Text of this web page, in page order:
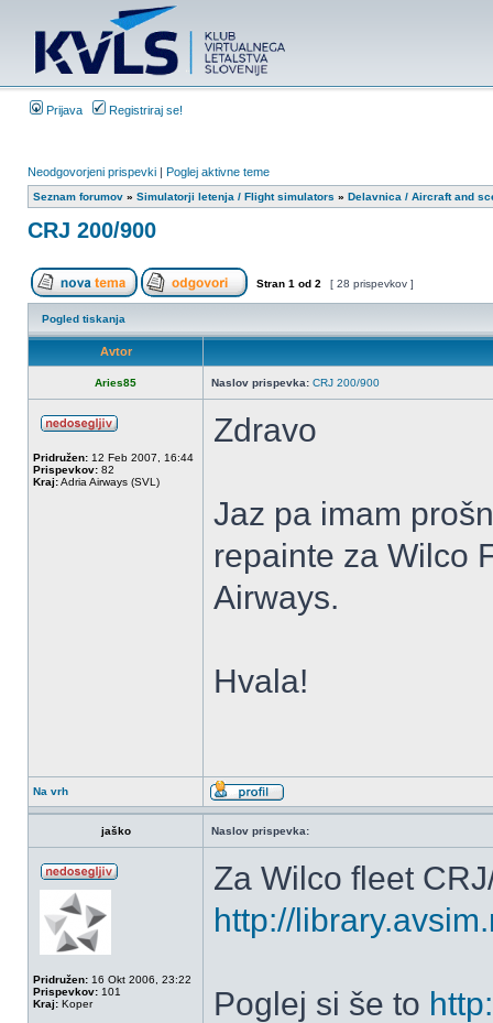
Prijava Registriraj se!
Neodgovorjeni prispevki | Poglej aktivne teme
Seznam forumov » Simulatorji letenja / Flight simulators » Delavnica / Aircraft and
CRJ 200/900
Stran 1 od 2 [ 28 prispevkov ]
Pogled tiskanja
Avtor
Aries85 Naslov prispevka: CRJ 200/900
Pridružen: 12 Feb 2007, 16:44
Prispevkov: 82
Kraj:Adria Airways (SVL)
Zdravo
Jaz pa imam
repainte za Wilco
Airways.
Hvala!
Na vrh
jaško Naslov prispevka:
Pridružen: 16 Okt 2006, 23:22
Prispevkov: 101
Kraj: Koper
Za Wilco fleet
http://
Poglej si še to